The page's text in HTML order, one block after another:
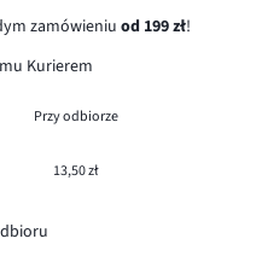
zamówieniu od 199 zł!
Kurierem
Przy odbiorze
13,50 zł